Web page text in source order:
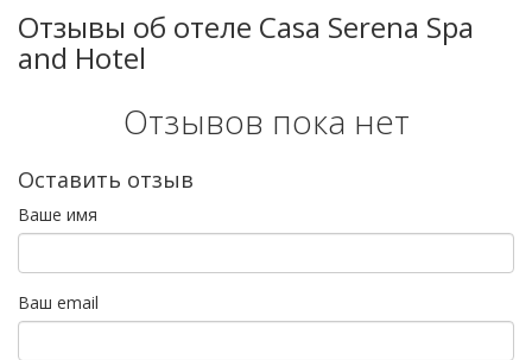
Отзывы об отеле Casa Serena Spa
and Hotel
Отзывов пока нет
Оставить отзыв
Ваше имя
Ваш email